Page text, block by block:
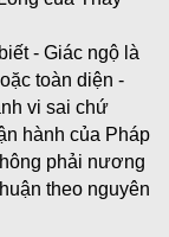
- Giác ngộ là
toàn diện -
vi sai chứ
hành của Pháp
phải nương
theo nguyên